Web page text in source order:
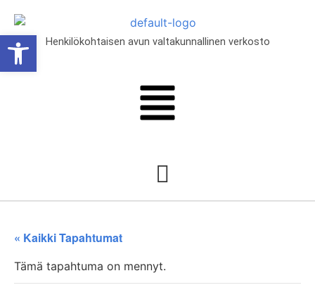
Henkilökohtaisen avun valtakunnallinen verkosto
« Kaikki Tapahtumat
Tämä tapahtuma on mennyt.
Open toolbar